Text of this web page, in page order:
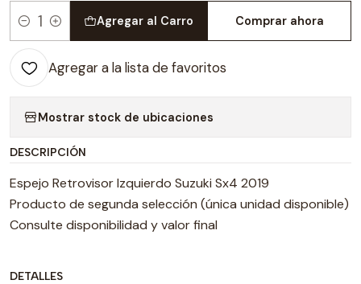
Cantidad
Agregar al Carro Comprar ahora
Agregar a la lista de favoritos
Mostrar stock de ubicaciones
DESCRIPCIÓN
Espejo Retrovisor Izquierdo Suzuki Sx4 2019
Producto de segunda selección (única unidad disponible)
Consulte disponibilidad y valor final
DETALLES